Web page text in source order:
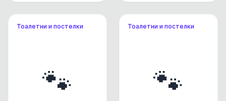
Тоалетни и постелки
🐾
Тоалетни и постелки
🐾